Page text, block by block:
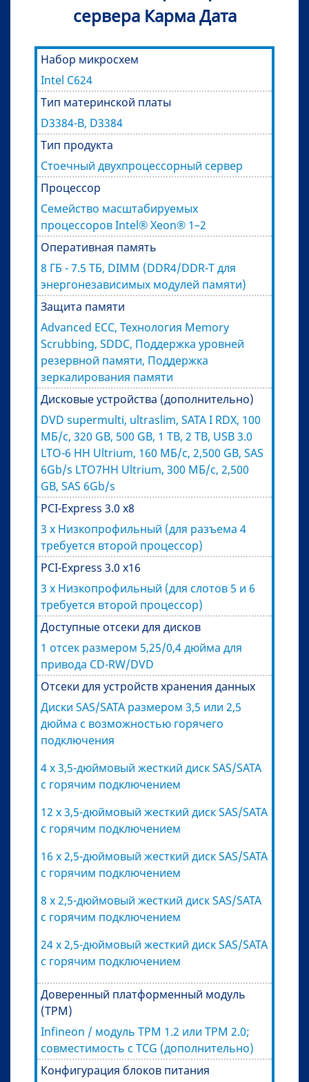
сервера Карма Дата
Набор микросхем
Intel C624
Тип материнской платы
D3384-B, D3384
Тип продукта
Стоечный двухпроцессорный сервер
Процессор
Семейство масштабируемых
процессоров Intel® Xeon® 1–2
Оперативная память
8 ГБ - 7.5 ТБ, DIMM (DDR4/DDR-T для
энергонезависимых модулей памяти)
Защита памяти
Advanced ECC, Технология Memory
Scrubbing, SDDC, Поддержка уровней
резервной памяти, Поддержка
зеркалирования памяти
Дисковые устройства (дополнительно)
DVD supermulti, ultraslim, SATA I RDX, 100
МБ/с, 320 GB, 500 GB, 1 TB, 2 TB, USB 3.0
LTO-6 HH Ultrium, 160 МБ/с, 2,500 GB, SAS
6Gb/s LTO7HH Ultrium, 300 МБ/с, 2,500
GB, SAS 6Gb/s
PCI-Express 3.0 x8
3 x Низкопрофильный (для разъема 4
требуется второй процессор)
PCI-Express 3.0 x16
3 x Низкопрофильный (для слотов 5 и 6
требуется второй процессор)
Доступные отсеки для дисков
1 отсек размером 5,25/0,4 дюйма для
привода CD-RW/DVD
Отсеки для устройств хранения данных
Диски SAS/SATA размером 3,5 или 2,5
дюйма с возможностью горячего
подключения
4 x 3,5-дюймовый жесткий диск SAS/SATA
с горячим подключением
12 x 3,5-дюймовый жесткий диск SAS/SATA
с горячим подключением
16 x 2,5-дюймовый жесткий диск SAS/SATA
с горячим подключением
8 x 2,5-дюймовый жесткий диск SAS/SATA
с горячим подключением
24 x 2,5-дюймовый жесткий диск SAS/SATA
с горячим подключением
Доверенный платформенный модуль
(TPM)
Infineon / модуль TPM 1.2 или TPM 2.0;
совместимость с TCG (дополнительно)
Конфигурация блоков питания